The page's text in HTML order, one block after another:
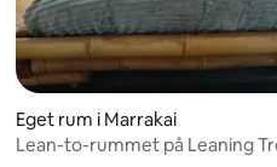
betyg, 38
Eget rum i Marrakai
Lean-to-rummet på Leaning